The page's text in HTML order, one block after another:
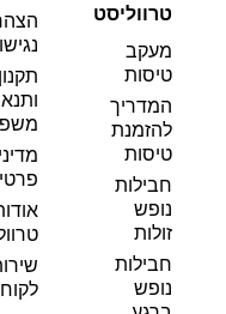
טרווליסט
מעקב
טיסות
המדריך
להזמנת
טיסות
חבילות
נופש
זולות
חבילות
נופש